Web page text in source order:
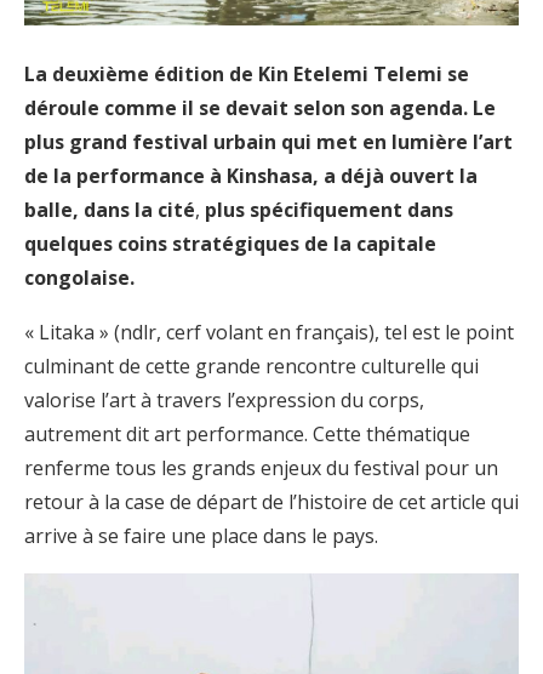
La deuxième édition de Kin Etelemi Telemi se
déroule comme il se devait selon son agenda. Le
plus grand festival urbain qui met en lumière l’art
de la performance à Kinshasa, a déjà ouvert la
balle, dans la cité, plus spécifiquement dans
quelques coins stratégiques de la capitale
congolaise.
« Litaka » (ndlr, cerf volant en français), tel est le point
culminant de cette grande rencontre culturelle qui
valorise l’art à travers l’expression du corps,
autrement dit art performance. Cette thématique
renferme tous les grands enjeux du festival pour un
retour à la case de départ de l’histoire de cet article qui
arrive à se faire une place dans le pays.